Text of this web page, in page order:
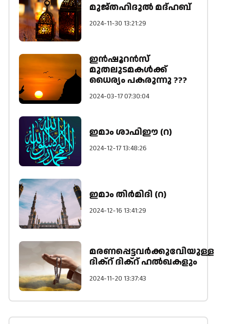
മുജ്തഹിദുൽ മദ്ഹബ്
2024-11-30 13:21:29
ഇന്‍ഷൂറന്‍സ്
മുതലുടമകള്‍ക്ക്
ധൈര്യം പകരുന്നു ???
2024-03-17 07:30:04
ഇമാം ശാഫിഈ (റ)
2024-12-17 13:48:26
ഇമാം തിർമിദി (റ)
2024-12-16 13:41:29
മരണപ്പെട്ടവർക്കുവേിയുള്ള
ദിക്റ് ദിക്റ് ഹൽഖകളും
2024-11-20 13:37:43